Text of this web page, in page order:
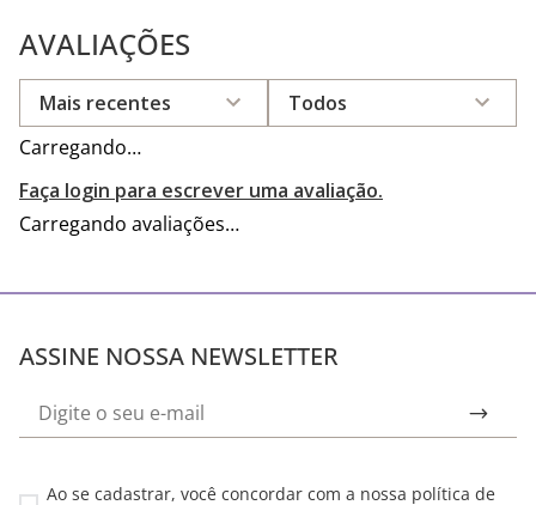
AVALIAÇÕES
Carregando…
Faça login para escrever uma avaliação.
Mais recentes Todos
Carregando avaliações…
ASSINE NOSSA NEWSLETTER
Ao se cadastrar, você concordar com a nossa política de